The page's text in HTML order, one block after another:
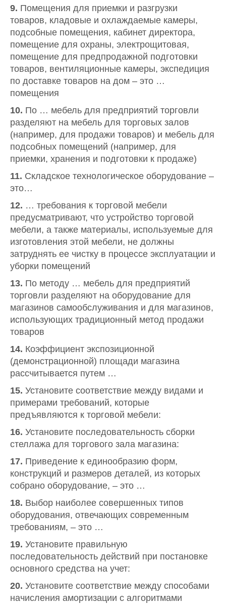
9. Помещения для приемки и разгрузки
товаров, кладовые и охлаждаемые камеры,
подсобные помещения, кабинет директора,
помещение для охраны, электрощитовая,
помещение для предпродажной подготовки
товаров, вентиляционные камеры, экспедиция
по доставке товаров на дом – это …
помещения
10. По … мебель для предприятий торговли
разделяют на мебель для торговых залов
(например, для продажи товаров) и мебель для
подсобных помещений (например, для
приемки, хранения и подготовки к продаже)
11. Складское технологическое оборудование –
это…
12. … требования к торговой мебели
предусматривают, что устройство торговой
мебели, а также материалы, используемые для
изготовления этой мебели, не должны
затруднять ее чистку в процессе эксплуатации и
уборки помещений
13. По методу … мебель для предприятий
торговли разделяют на оборудование для
магазинов самообслуживания и для магазинов,
использующих традиционный метод продажи
товаров
14. Коэффициент экспозиционной
(демонстрационной) площади магазина
рассчитывается путем …
15. Установите соответствие между видами и
примерами требований, которые
предъявляются к торговой мебели:
16. Установите последовательность сборки
стеллажа для торгового зала магазина:
17. Приведение к единообразию форм,
конструкций и размеров деталей, из которых
собрано оборудование, – это …
18. Выбор наиболее совершенных типов
оборудования, отвечающих современным
требованиям, – это …
19. Установите правильную
последовательность действий при постановке
основного средства на учет:
20. Установите соответствие между способами
начисления амортизации с алгоритмами